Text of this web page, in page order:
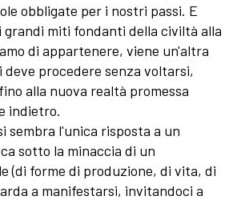
obbligate per i nostri passi. E
grandi miti fondanti della civiltà alla
di appartenere, viene un'altra
procedere senza voltarsi,
alla nuova realtà promessa
indietro.
sembra l'unica risposta a un
sotto la minaccia di un
(di forme di produzione, di vita, di
a manifestarsi, invitandoci a